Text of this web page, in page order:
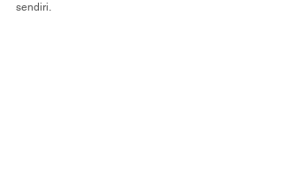
sendiri.